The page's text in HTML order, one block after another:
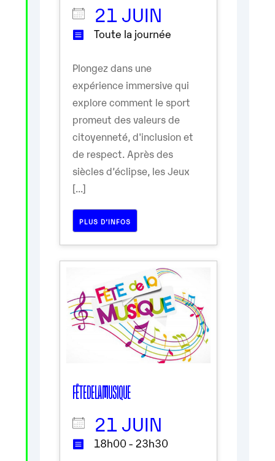
21 JUIN
Toute la journée
Plongez dans une
expérience immersive qui
explore comment le sport
promeut des valeurs de
citoyenneté, d'inclusion et
de respect. Après des
siècles d’éclipse, les Jeux
[...]
PLUS D’INFOS
FÊTE DE LA MUSIQUE
21 JUIN
18h00 - 23h30